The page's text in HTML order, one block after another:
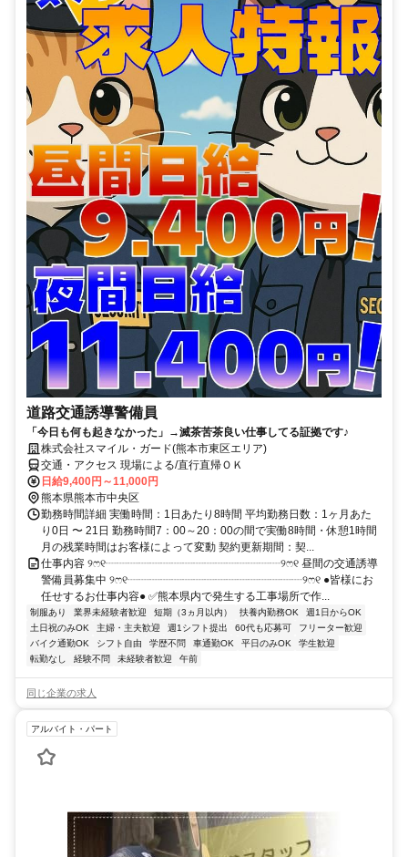
道路交通誘導警備員
「今日も何も起きなかった」→滅茶苦茶良い仕事してる証拠です♪
株式会社スマイル・ガード(熊本市東区エリア)
交通・アクセス 現場による/直行直帰ＯＫ
日給9,400円～11,000円
熊本県熊本市中央区
勤務時間詳細 実働時間：1日あたり8時間 平均勤務日数：1ヶ月あた
り0日 〜 21日 勤務時間7：00～20：00の間で実働8時間・休憩1時間
月の残業時間はお客様によって変動 契約更新期間：契...
仕事内容 ୨ෆ୧┈┈┈┈┈┈┈┈┈┈┈┈┈┈┈┈୨ෆ୧ 昼間の交通誘導
警備員募集中 ୨ෆ୧┈┈┈┈┈┈┈┈┈┈┈┈┈┈┈┈୨ෆ୧ ●皆様にお
任せするお仕事内容● ✅熊本県内で発生する工事場所で作...
制服あり 業界未経験者歓迎 短期（3ヵ月以内） 扶養内勤務OK
週1日からOK
土日祝のみOK
主婦・主夫歓迎 週1シフト提出 60代も応募可
フリーター歓迎
バイク通勤OK
シフト自由 学歴不問 車通勤OK 平日のみOK
学生歓迎
転勤なし
経験不問 未経験者歓迎 午前
同じ企業の求人
アルバイト・パート